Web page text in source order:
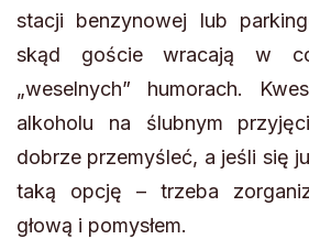
stacji benzynowej lub
skąd goście wracają w
„weselnych” humorach.
alkoholu na ślubnym
dobrze przemyśleć, a jeśli się
taką opcję – trzeba
głową i pomysłem.